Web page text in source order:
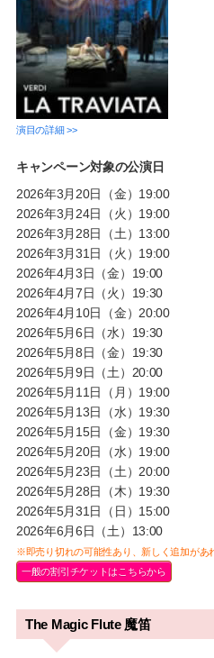
演目の詳細 >>
キャンペーン対象の公演日
2026年3月20日（金）19:00
2026年3月24日（火）19:00
2026年3月28日（土）13:00
2026年3月31日（火）19:00
2026年4月3日（金）19:00
2026年4月7日（火）19:30
2026年4月10日（金）20:00
2026年5月6日（水）19:30
2026年5月8日（金）19:30
2026年5月9日（土）20:00
2026年5月11日（月）19:00
2026年5月13日（水）19:30
2026年5月15日（金）19:30
2026年5月20日（水）19:00
2026年5月23日（土）20:00
2026年5月28日（木）19:30
2026年5月31日（日）15:00
2026年6月6日（土）13:00
※即売り切れの可能性あり、新しく追加があ
一般の割引チケットはこちらから
The Magic Flute 魔笛